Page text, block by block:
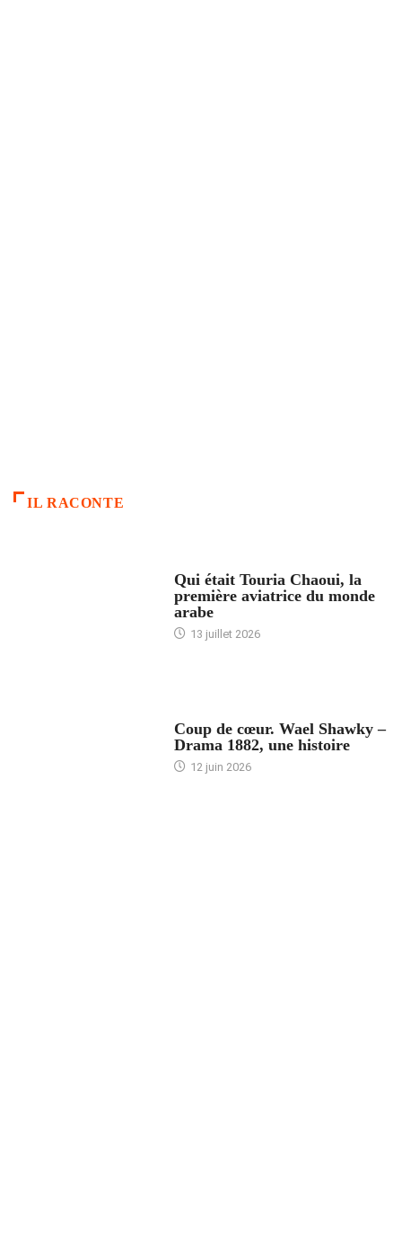
IL RACONTE
Qui était Touria Chaoui, la
première aviatrice du monde
arabe
13 juillet 2026
Coup de cœur. Wael Shawky –
Drama 1882, une histoire
12 juin 2026